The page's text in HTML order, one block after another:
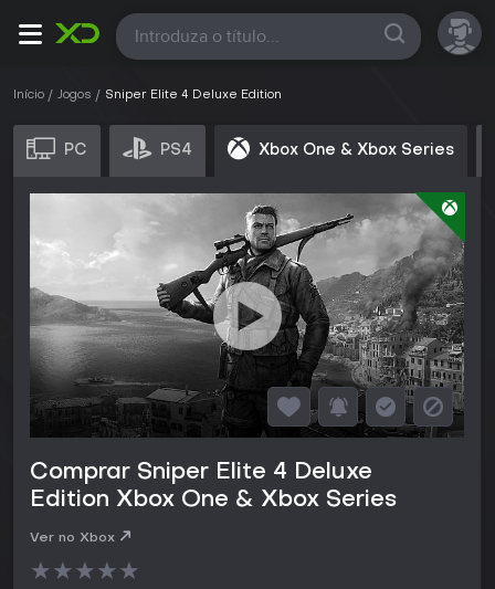
Todas
Início Jogos Sniper Elite 4 Deluxe Edition
PC PS4 Xbox One & Xbox Series
Comprar Sniper Elite 4 Deluxe
Edition Xbox One & Xbox Series
Ver no Xbox
★★★★★